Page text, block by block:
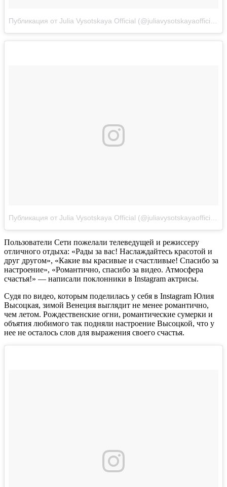
Публикация от Julia Vysotskaya Official (@juliavysotskayaofficial)
Пользователи Сети пожелали телеведущей и режиссеру
отличного отдыха: «Рады за вас! Наслаждайтесь красотой и
друг другом», «Какие вы красивые и счастливые! Спасибо за
настроение», «Романтично, спасибо за видео. Атмосфера
счастья!» — написали поклонники в Instagram актрисы.
Судя по видео, которым поделилась у себя в Instagram Юлия
Высоцкая, зимой Венеция выглядит не менее романтично,
чем летом. Рождественские огни, романтические сумерки и
объятия любимого так подняли настроение Высоцкой, что у
нее не осталось слов для выражения своего счастья.